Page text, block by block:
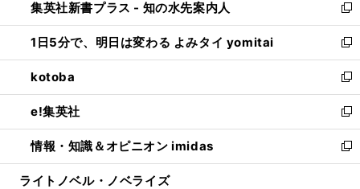
く
ド
ウ
で
開
く
ィ
ン
ド
ウ
で
開
く
い
ウ
ィ
ン
ド
ウ
で
開
く
集英社新書プラス - 知の水先案内人
新
し
い
ウ
ィ
ン
ド
ウ
で
開
1日5分で、明日は変わる よみタイ yomitai
新
し
い
ウ
ィ
ン
ド
ウ
kotoba
新
し
い
ウ
ィ
ン
e!集英社
新
し
い
ウ
情報・知識＆オピニオン imidas
新
し
ライトノベル・ノベライズ